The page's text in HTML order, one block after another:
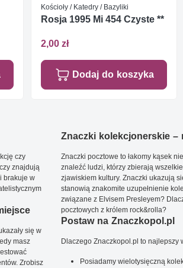
Kościoły / Katedry / Bazyliki
Rosja 1995 Mi 454 Czyste **
2,00 zł
Dodaj do koszyka
czy
znajdują
brakuje w
się w
masz
Zrobisz
Znaczki kolekcjonerskie
Znaczki pocztowe to łakomy kąsek
znaleźć ludzi, którzy zbierają
zjawiskiem kultury. Znaczki ukazują
stanowią znakomite uzupełnienie
związane z Elvisem Presleyem?
pocztowych z królem rock&rolla?
Postaw na Znaczkopol.pl
Dlaczego Znaczkopol.pl to najlepszy
Posiadamy wielotysięczną